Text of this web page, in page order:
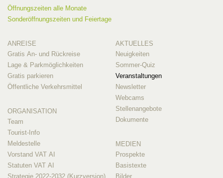
Öffnungszeiten alle Monate
Sonderöffnungszeiten und Feiertage
ANREISE
Gratis An- und Rückreise
Lage & Parkmöglichkeiten
Gratis parkieren
Öffentliche Verkehrsmittel
ORGANISATION
Team
Tourist-Info
Meldestelle
Vorstand VAT AI
Statuten VAT AI
Strategie 2022-2032 (Kurzversion)
AKTUELLES
Neuigkeiten
Sommer-Quiz
Veranstaltungen
Newsletter
Webcams
Stellenangebote
Dokumente
MEDIEN
Prospekte
Basistexte
Bilder